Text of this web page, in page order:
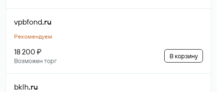
vpbfond.ru
Рекомендуем
18 200 ₽
Возможен торг
В корзину
bklh.ru